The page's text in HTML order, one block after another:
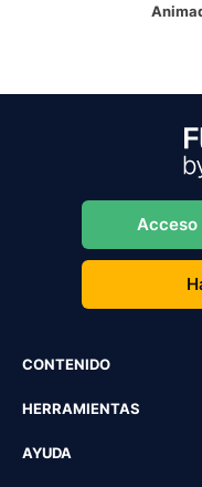
Acceso
CONTENIDO
HERRAMIENTAS
AYUDA